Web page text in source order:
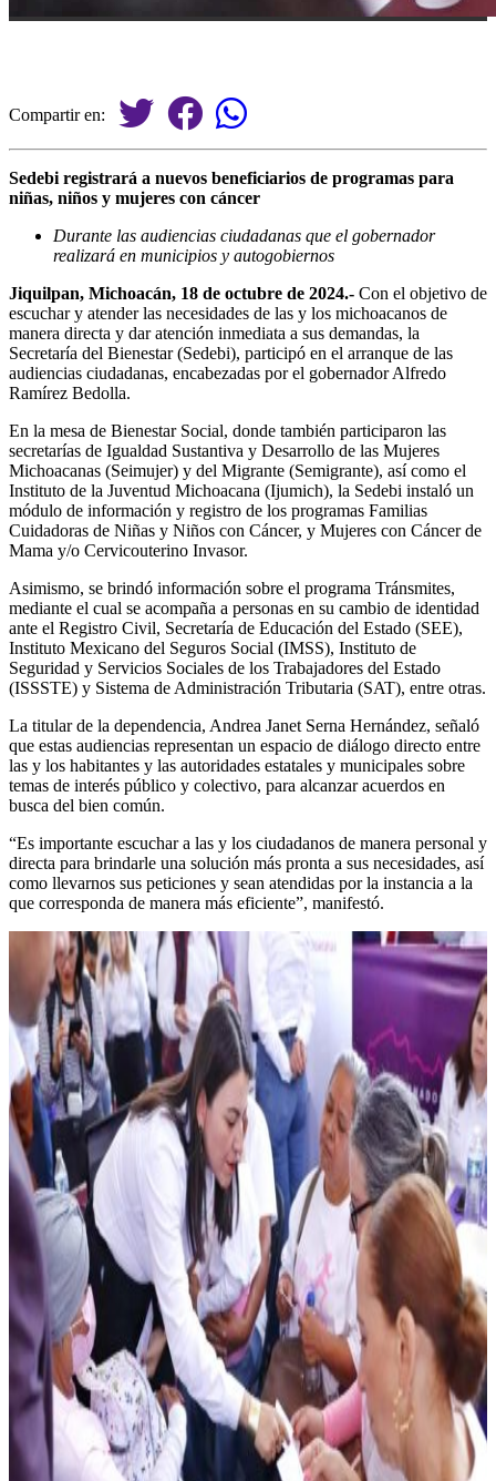
Compartir en:
Sedebi registrará a nuevos beneficiarios de programas para
niñas, niños y mujeres con cáncer
Durante las audiencias ciudadanas que el gobernador
realizará en municipios y autogobiernos
Jiquilpan, Michoacán, 18 de octubre de 2024.- Con el objetivo de
escuchar y atender las necesidades de las y los michoacanos de
manera directa y dar atención inmediata a sus demandas, la
Secretaría del Bienestar (Sedebi), participó en el arranque de las
audiencias ciudadanas, encabezadas por el gobernador Alfredo
Ramírez Bedolla.
En la mesa de Bienestar Social, donde también participaron las
secretarías de Igualdad Sustantiva y Desarrollo de las Mujeres
Michoacanas (Seimujer) y del Migrante (Semigrante), así como el
Instituto de la Juventud Michoacana (Ijumich), la Sedebi instaló un
módulo de información y registro de los programas Familias
Cuidadoras de Niñas y Niños con Cáncer, y Mujeres con Cáncer de
Mama y/o Cervicouterino Invasor.
Asimismo, se brindó información sobre el programa Tránsmites,
mediante el cual se acompaña a personas en su cambio de identidad
ante el Registro Civil, Secretaría de Educación del Estado (SEE),
Instituto Mexicano del Seguros Social (IMSS), Instituto de
Seguridad y Servicios Sociales de los Trabajadores del Estado
(ISSSTE) y Sistema de Administración Tributaria (SAT), entre otras.
La titular de la dependencia, Andrea Janet Serna Hernández, señaló
que estas audiencias representan un espacio de diálogo directo entre
las y los habitantes y las autoridades estatales y municipales sobre
temas de interés público y colectivo, para alcanzar acuerdos en
busca del bien común.
“Es importante escuchar a las y los ciudadanos de manera personal y
directa para brindarle una solución más pronta a sus necesidades, así
como llevarnos sus peticiones y sean atendidas por la instancia a la
que corresponda de manera más eficiente”, manifestó.